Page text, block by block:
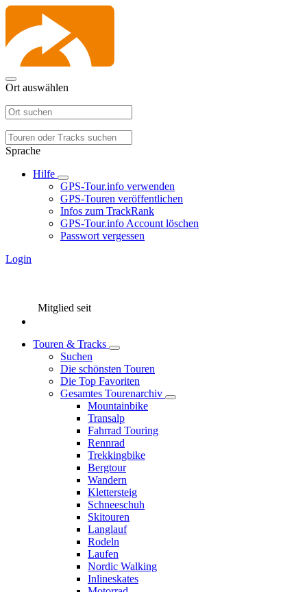
Ort auswählen
Sprache
Hilfe
GPS-Tour.info verwenden
GPS-Touren veröffentlichen
Infos zum TrackRank
GPS-Tour.info Account löschen
Passwort vergessen
Login
Mitglied seit
Touren & Tracks
Suchen
Die schönsten Touren
Die Top Favoriten
Gesamtes Tourenarchiv
Mountainbike
Transalp
Fahrrad Touring
Rennrad
Trekkingbike
Bergtour
Wandern
Klettersteig
Schneeschuh
Skitouren
Langlauf
Rodeln
Laufen
Nordic Walking
Inlineskates